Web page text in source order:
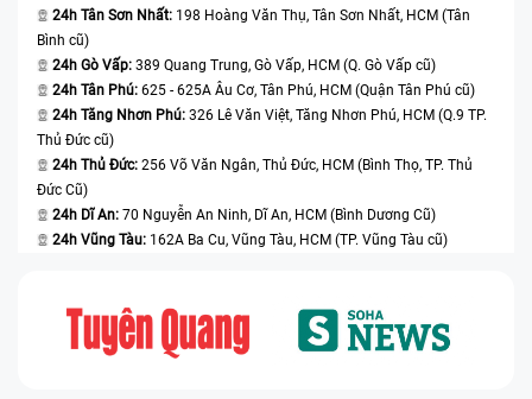
Dấu hiệu bạn nên thay pin Xiaomi Redmi 9T
Hãy để ý xem Xiaomi Redmi 9T của bạn có những biểu
hiện này không nhé!
Thời gian sử dụng pin giảm: Nếu bạn thấy thời gian
với trước đây, điều này có thể là dấu hiệu rằng pin
đã bắt đầu mất hiệu suất.
24h Tân Sơn Nhất: 198 Hoàng Văn Thụ, Tân Sơn Nhất, HCM (Tân
Bình cũ)
24h Gò Vấp: 389 Quang Trung, Gò Vấp, HCM (Q. Gò Vấp cũ)
24h Tân Phú: 625 - 625A Âu Cơ, Tân Phú, HCM (Quận Tân Phú cũ)
24h Tăng Nhơn Phú: 326 Lê Văn Việt, Tăng Nhơn Phú, HCM (Q.9 TP.
Thủ Đức cũ)
24h Thủ Đức: 256 Võ Văn Ngân, Thủ Đức, HCM (Bình Thọ, TP. Thủ
Đức Cũ)
24h Dĩ An: 70 Nguyễn An Ninh, Dĩ An, HCM (Bình Dương Cũ)
24h Vũng Tàu: 162A Ba Cu, Vũng Tàu, HCM (TP. Vũng Tàu cũ)